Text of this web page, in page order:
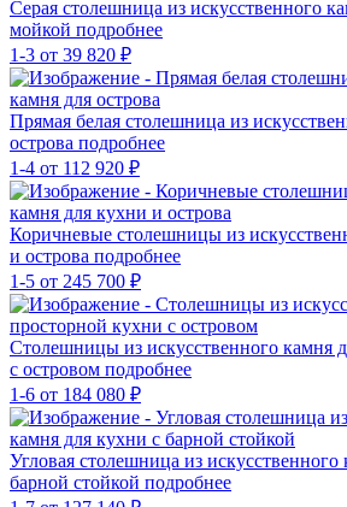
Серая столешница из искусственного
мойкой подробнее
1-3 от 39 820 ₽
Прямая белая столешница из
острова подробнее
1-4 от 112 920 ₽
Коричневые столешницы из
и острова подробнее
1-5 от 245 700 ₽
Столешницы из искусственного камня
с островом подробнее
1-6 от 184 080 ₽
Угловая столешница из
барной стойкой подробнее